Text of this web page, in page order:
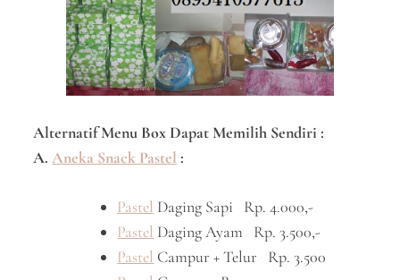
Alternatif Menu Box Dapat Memilih Sendiri :
A.Aneka Snack Pastel :
Pastel Daging Sapi Rp. 4.000,-
Pastel Daging Ayam Rp. 3.500,-
Pastel Campur + Telur Rp. 3.500